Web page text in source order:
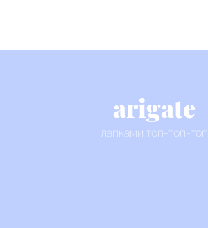
arigate
лапками топ-топ-топ